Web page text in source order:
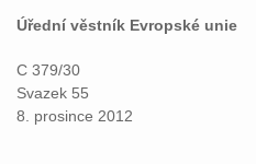
Úřední věstník Evropské unie
C 379/30
Svazek 55
8. prosince 2012